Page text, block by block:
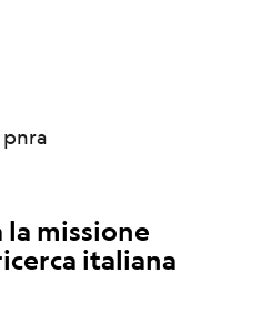
missione
italiana